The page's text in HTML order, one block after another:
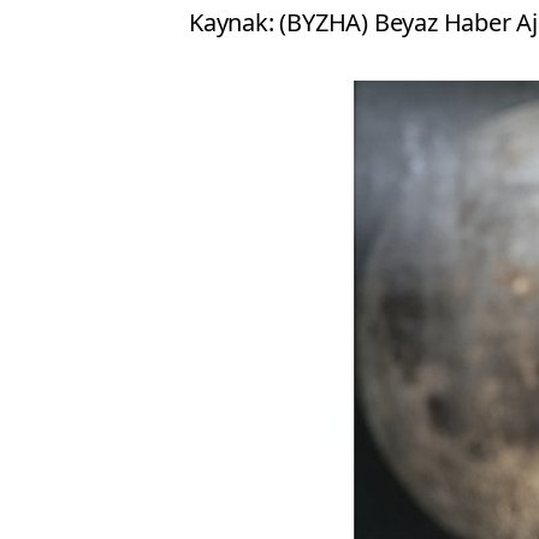
Kaynak: (BYZHA) Beyaz Haber